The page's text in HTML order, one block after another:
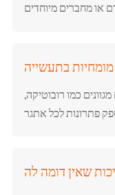
מומחיות בתעשייה
כמו רובוטיקה,
שאין דומה לה